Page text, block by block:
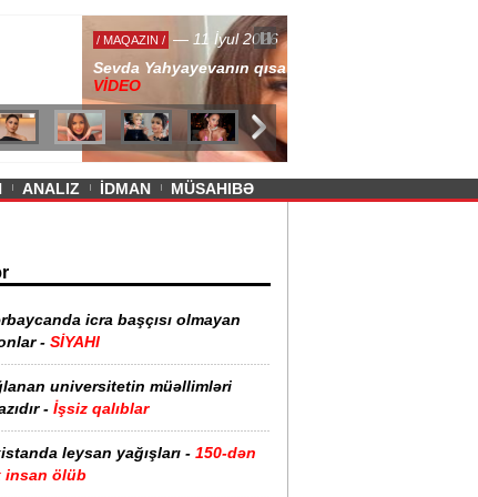
qısa ətəyi tənqid olundu -
ANALIZ İDMAN MÜSAHIBƏ
icra başçısı olmayan
- SİYAHI
universitetin müəllimləri
- İşsiz qalıblar
leysan yağışları - 150-dən
insan ölüb